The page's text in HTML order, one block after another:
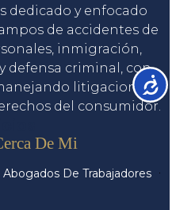
dedicado y enfocado
de accidentes de
inmigración,
defensa criminal, con
litigaciones
del consumidor.
De Mi
Abogados De Trabajadores